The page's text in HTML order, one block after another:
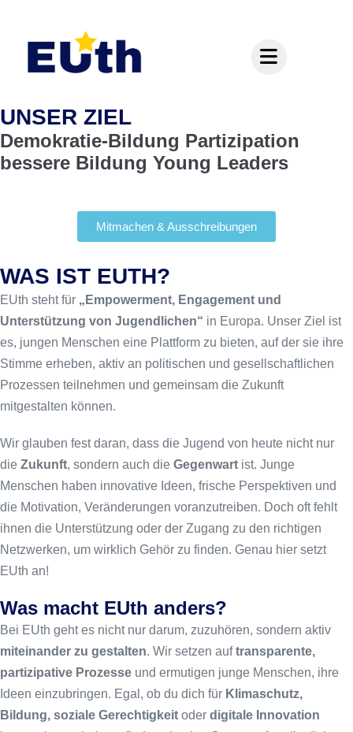
UNSER ZIEL
Demokratie-Bildung Partizipation
bessere Bildung Young Leaders
Mitmachen & Ausschreibungen
WAS IST EUTH?
EUth steht für „Empowerment, Engagement und
Unterstützung von Jugendlichen“ in Europa. Unser Ziel ist
es, jungen Menschen eine Plattform zu bieten, auf der sie ihre
Stimme erheben, aktiv an politischen und gesellschaftlichen
Prozessen teilnehmen und gemeinsam die Zukunft
mitgestalten können.
Wir glauben fest daran, dass die Jugend von heute nicht nur
die Zukunft, sondern auch die Gegenwart ist. Junge
Menschen haben innovative Ideen, frische Perspektiven und
die Motivation, Veränderungen voranzutreiben. Doch oft fehlt
ihnen die Unterstützung oder der Zugang zu den richtigen
Netzwerken, um wirklich Gehör zu finden. Genau hier setzt
EUth an!
Was macht EUth anders?
Bei EUth geht es nicht nur darum, zuzuhören, sondern aktiv
miteinander zu gestalten. Wir setzen auftransparente,
partizipative Prozesse und ermutigen junge Menschen, ihre
Ideen einzubringen. Egal, ob du dich für Klimaschutz,
Bildung, soziale Gerechtigkeit oder digitale Innovation